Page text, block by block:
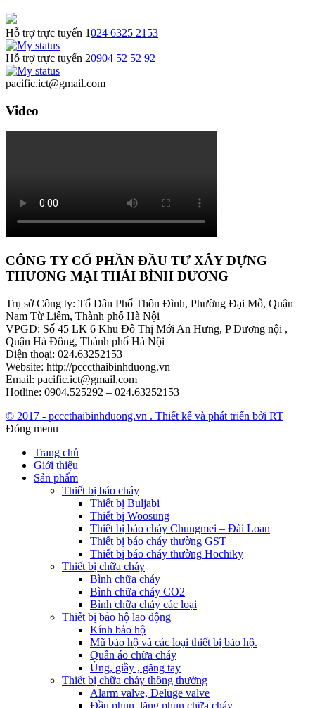
Hỗ trợ trực tuyến 1024 6325 2153
Hỗ trợ trực tuyến 20904 52 52 92
pacific.ict@gmail.com
Video
CÔNG TY CỔ PHẦN ĐẦU TƯ XÂY DỰNG
THƯƠNG MẠI THÁI BÌNH DƯƠNG
Trụ sở Công ty: Tổ Dân Phố Thôn Đình, Phường Đại Mỗ, Quận
Nam Từ Liêm, Thành phố Hà Nội
VPGD: Số 45 LK 6 Khu Đô Thị Mới An Hưng, P Dương nội ,
Quận Hà Đông, Thành phố Hà Nội
Điện thoại: 024.63252153
Website: http://pcccthaibinhduong.vn
Email: pacific.ict@gmail.com
Hotline: 0904.525292 – 024.63252153
© 2017 - pcccthaibinhduong.vn . Thiết kế và phát triển bởi RT
Đóng menu
Trang chủ
Giới thiệu
Sản phẩm
Thiết bị báo cháy
Thiết bị Buljabi
Thiết bị Woosung
Thiết bị báo cháy Chungmei – Đài Loan
Thiết bị báo cháy thường GST
Thiết bị báo cháy thường Hochiky
Thiết bị chữa cháy
Bình chữa cháy
Bình chữa cháy CO2
Bình chữa cháy các loại
Thiết bị bảo hộ lao động
Kính bảo hộ
Mũ bảo hộ và các loại thiết bị bảo hộ.
Quần áo chữa cháy
Ủng, giầy , găng tay
Thiết bị chữa cháy thông thường
Alarm valve, Deluge valve
Đầu phun, lăng phun chữa cháy